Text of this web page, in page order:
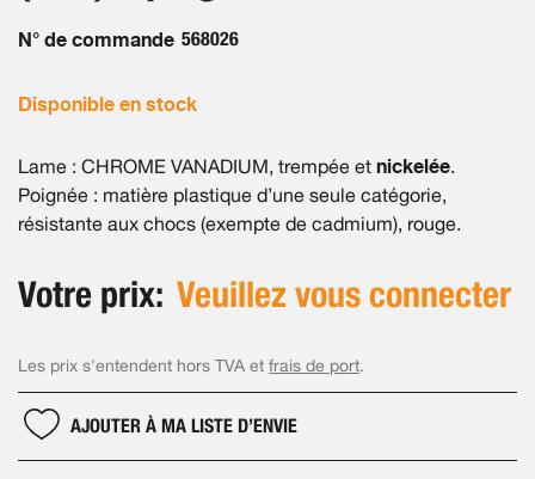
gallery
N° de commande 568026
Disponible en stock
Lame : CHROME VANADIUM, trempée et nickelée.
Poignée : matière plastique d’une seule catégorie,
résistante aux chocs (exempte de cadmium), rouge.
Votre prix: Veuillez vous connecter
Les prix s'entendent hors TVA et frais de port.
AJOUTER À MA LISTE D’ENVIE